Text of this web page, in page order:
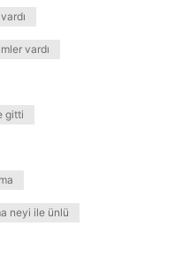
vardı
gitti
neyi ile ünlü